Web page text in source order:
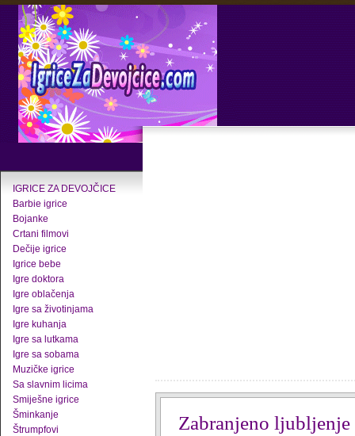
IGRICE ZA DEVOJČICE
Barbie igrice
Bojanke
Crtani filmovi
Dečije igrice
Igrice bebe
Igre doktora
Igre oblačenja
Igre sa životinjama
Igre kuhanja
Igre sa lutkama
Igre sa sobama
Muzičke igrice
Sa slavnim licima
Smiješne igrice
Šminkanje
Štrumpfovi
Zabranjeno ljubljenje